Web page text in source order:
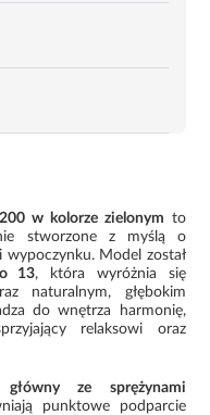
w kolorze zielonym to
stworzone z myślą o
wypoczynku. Model został
13, która wyróżnia się
naturalnym, głębokim
do wnętrza harmonię,
relaksowi oraz
główny ze sprężynami
punktowe podparcie